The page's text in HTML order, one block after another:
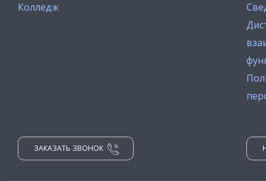
Колледж
ЗАКАЗАТЬ ЗВОНОК